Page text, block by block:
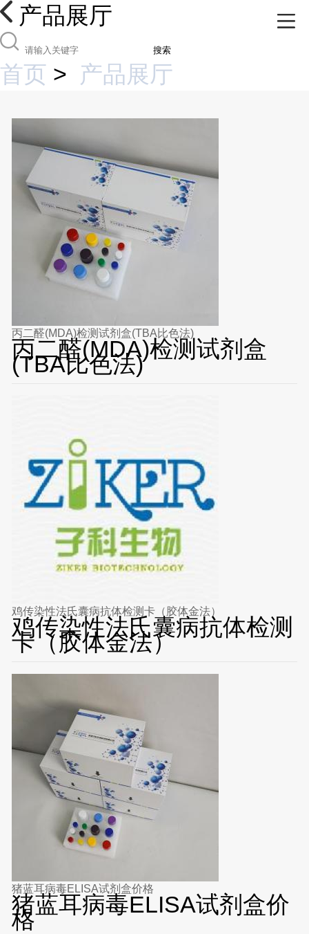
产品展厅
搜索
首页 > 产品展厅
丙二醛(MDA)检测试剂盒(TBA比色法)
丙二醛(MDA)检测试剂盒
(TBA比色法)
鸡传染性法氏囊病抗体检测卡（胶体金法）
鸡传染性法氏囊病抗体检测
卡（胶体金法）
猪蓝耳病毒ELISA试剂盒价格
猪蓝耳病毒ELISA试剂盒价
格